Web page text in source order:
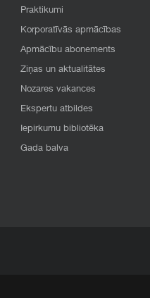
Praktikumi
Korporatīvās apmācības
Apmācību abonements
Ziņas un aktualitātes
Nozares vakances
Ekspertu atbildes
Iepirkumu bibliotēka
Gada balva